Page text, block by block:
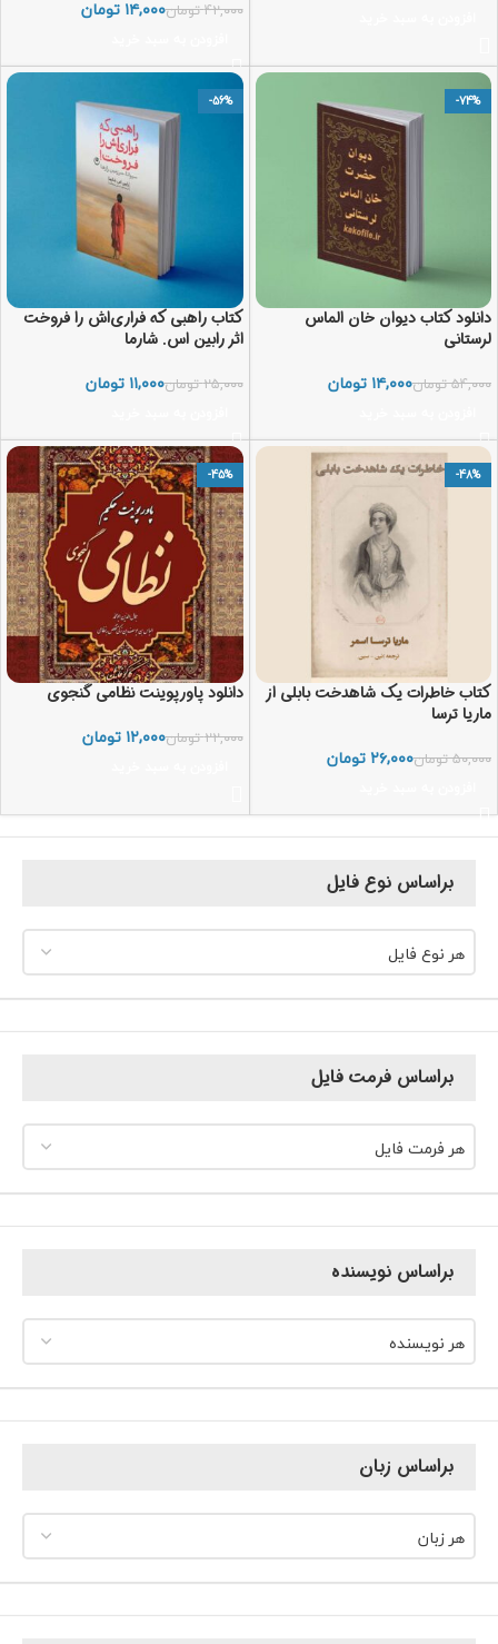
براساس نوع فایل
هر نوع فایل
براساس فرمت فایل
هر فرمت فایل
براساس نویسنده
هر نویسنده
براساس زبان
هر زبان
۴۲,۰۰۰تومان۱۴,۰۰۰ تومان
-74%
دانلود کتاب دیوان خان الماس
لرستانی
۵۴,۰۰۰تومان۱۴,۰۰۰ تومان
-56%
کتاب راهبی که فراری‌اش را فروخت
اثر رابین اس. شارما
۲۵,۰۰۰تومان۱۱,۰۰۰ تومان
-48%
کتاب خاطرات یک شاهدخت بابلی از
ماریا ترسا
۵۰,۰۰۰تومان۲۶,۰۰۰ تومان
-45%
دانلود پاورپوینت نظامی گنجوی
۲۲,۰۰۰تومان۱۲,۰۰۰ تومان